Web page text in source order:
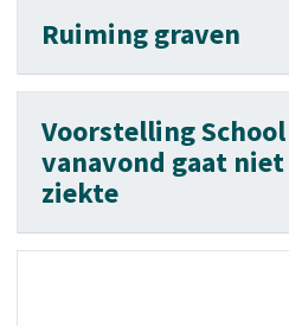
Ruiming graven
Voorstelling
vanavond gaat
ziekte